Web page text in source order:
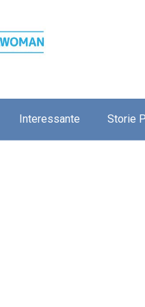
Interessante Storie